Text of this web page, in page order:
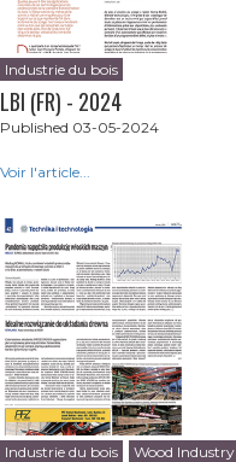
Industrie du bois
LBI (FR) - 2024
Published 03-05-2024
Voir l'article...
Industrie du bois Wood Industry